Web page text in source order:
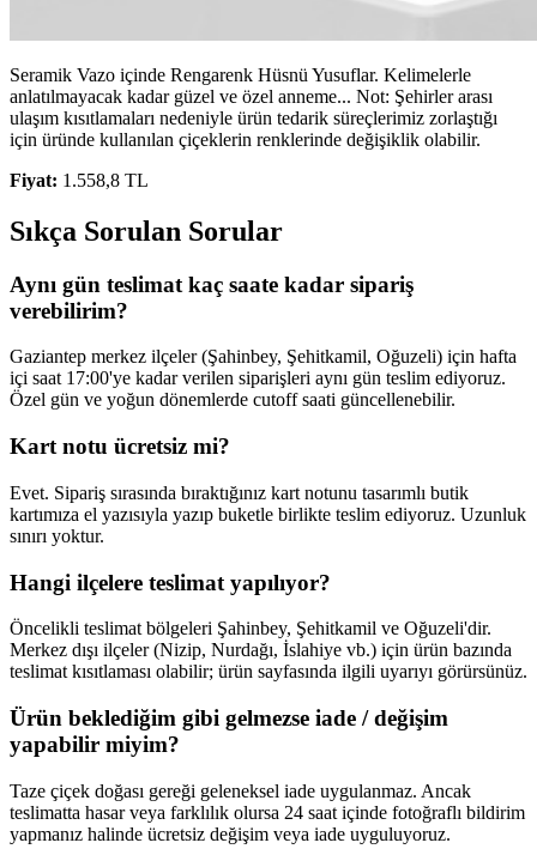
Seramik Vazo içinde Rengarenk Hüsnü Yusuflar. Kelimelerle
anlatılmayacak kadar güzel ve özel anneme... Not: Şehirler arası
ulaşım kısıtlamaları nedeniyle ürün tedarik süreçlerimiz zorlaştığı
için üründe kullanılan çiçeklerin renklerinde değişiklik olabilir.
Fiyat: 1.558,8 TL
Sıkça Sorulan Sorular
Aynı gün teslimat kaç saate kadar sipariş
verebilirim?
Gaziantep merkez ilçeler (Şahinbey, Şehitkamil, Oğuzeli) için hafta
içi saat 17:00'ye kadar verilen siparişleri aynı gün teslim ediyoruz.
Özel gün ve yoğun dönemlerde cutoff saati güncellenebilir.
Kart notu ücretsiz mi?
Evet. Sipariş sırasında bıraktığınız kart notunu tasarımlı butik
kartımıza el yazısıyla yazıp buketle birlikte teslim ediyoruz. Uzunluk
sınırı yoktur.
Hangi ilçelere teslimat yapılıyor?
Öncelikli teslimat bölgeleri Şahinbey, Şehitkamil ve Oğuzeli'dir.
Merkez dışı ilçeler (Nizip, Nurdağı, İslahiye vb.) için ürün bazında
teslimat kısıtlaması olabilir; ürün sayfasında ilgili uyarıyı görürsünüz.
Ürün beklediğim gibi gelmezse iade / değişim
yapabilir miyim?
Taze çiçek doğası gereği geleneksel iade uygulanmaz. Ancak
teslimatta hasar veya farklılık olursa 24 saat içinde fotoğraflı bildirim
yapmanız halinde ücretsiz değişim veya iade uyguluyoruz.